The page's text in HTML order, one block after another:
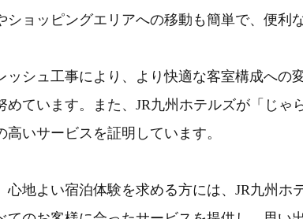
ョッピングエリアへの移動も簡単で、便利
ッシュ工事により、より快適な客室構成への
ています。また、JR九州ホテルズが「じゃ
いサービスを証明しています。
地よい宿泊体験を求める方には、JR九州ホ